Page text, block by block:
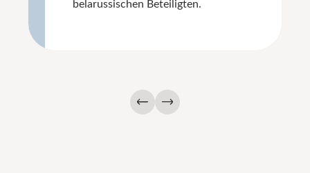
belarussischen Beteiligten.